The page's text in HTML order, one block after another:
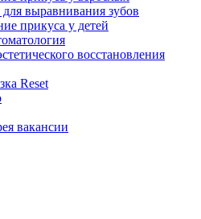
выравнивания зубов
прикуса у детей
восстановления
Reset
вакансии